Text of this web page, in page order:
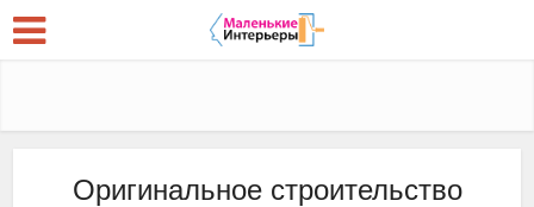
Оригинальное строительство